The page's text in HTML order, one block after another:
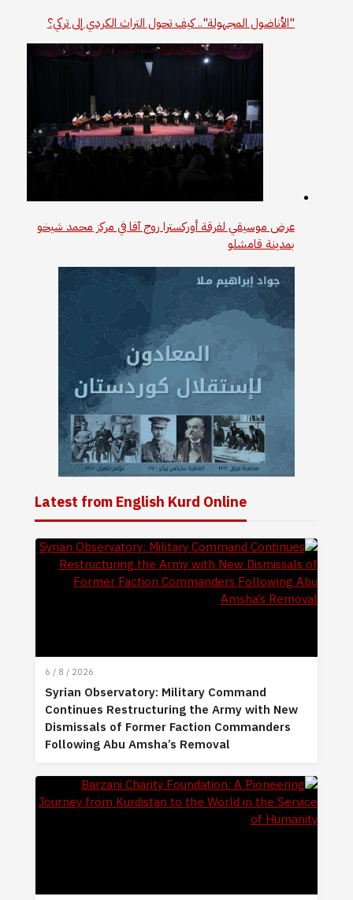
"الأناضول المجهولة".. كيف تحول التراث الكردي إلى تركي؟
عرض موسيقي لفرقة أوركسترا روج آفا في مركز محمد شيخو
بمدينة قامشلو
Latest from English Kurd Online
6 / 8 / 2026
Syrian Observatory: Military Command
Continues Restructuring the Army with New
Dismissals of Former Faction Commanders
Following Abu Amsha’s Removal